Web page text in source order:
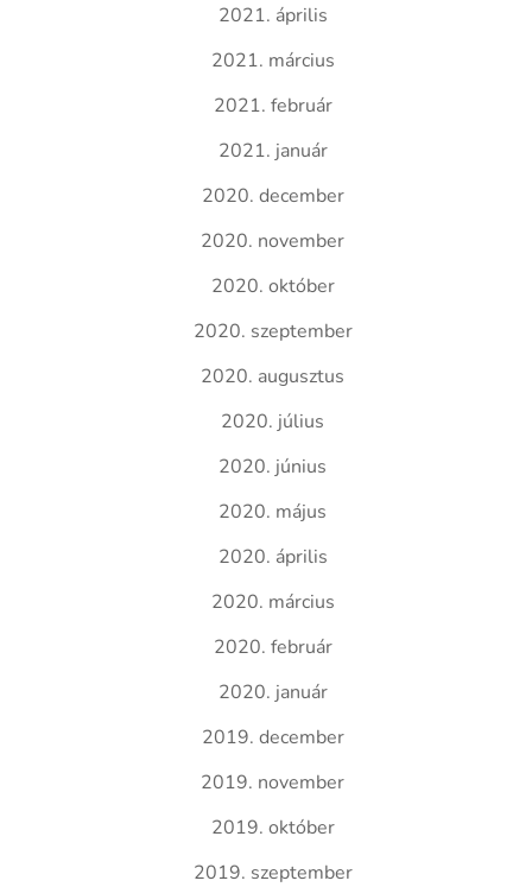
2021. április
2021. március
2021. február
2021. január
2020. december
2020. november
2020. október
2020. szeptember
2020. augusztus
2020. július
2020. június
2020. május
2020. április
2020. március
2020. február
2020. január
2019. december
2019. november
2019. október
2019. szeptember